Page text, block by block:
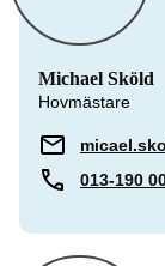
Michael Sköld
Hovmästare
013-190